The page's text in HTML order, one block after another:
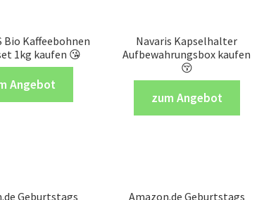
Bio Kaffeebohnen
1kg kaufen 😘
Angebot
Navaris Kapselhalter
Aufbewahrungsbox kaufen
😚
zum Angebot
Geburtstags
Amazon.de Geburtstags